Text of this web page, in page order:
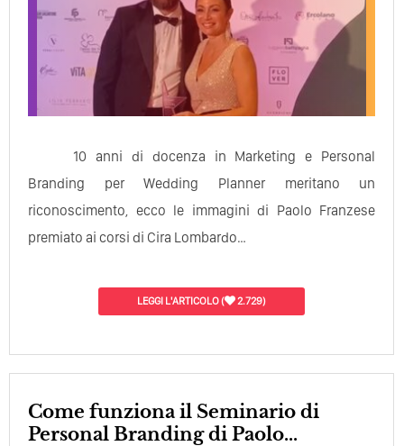
10 anni di docenza in Marketing e Personal
Branding per Wedding Planner meritano un
riconoscimento, ecco le immagini di Paolo Franzese
premiato ai corsi di Cira Lombardo…
LEGGI L'ARTICOLO( 2.729)
Come funziona il Seminario di
Personal Branding di Paolo...